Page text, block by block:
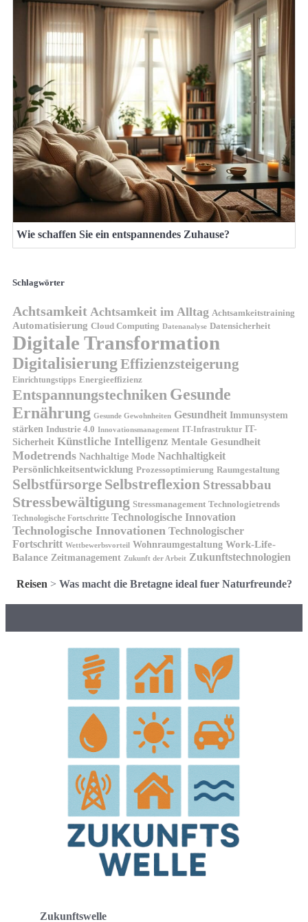
Wie schaffen Sie ein entspannendes Zuhause?
Schlagwörter
Achtsamkeit Achtsamkeit im Alltag Achtsamkeitstraining
Automatisierung Cloud Computing Datenanalyse Datensicherheit
Digitale Transformation
Digitalisierung Effizienzsteigerung
Einrichtungstipps Energieeffizienz
Entspannungstechniken Gesunde
Ernährung Gesunde Gewohnheiten Gesundheit Immunsystem
stärken Industrie 4.0 Innovationsmanagement IT-Infrastruktur IT-
Sicherheit Künstliche Intelligenz Mentale Gesundheit
Modetrends Nachhaltige Mode Nachhaltigkeit
Persönlichkeitsentwicklung Prozessoptimierung Raumgestaltung
Selbstfürsorge Selbstreflexion Stressabbau
Stressbewältigung Stressmanagement Technologietrends
Technologische Fortschritte Technologische Innovation
Technologische Innovationen Technologischer
Fortschritt Wettbewerbsvorteil Wohnraumgestaltung Work-Life-
Balance Zeitmanagement Zukunft der Arbeit Zukunftstechnologien
Reisen > Was macht die Bretagne ideal fuer Naturfreunde?
Zukunftswelle